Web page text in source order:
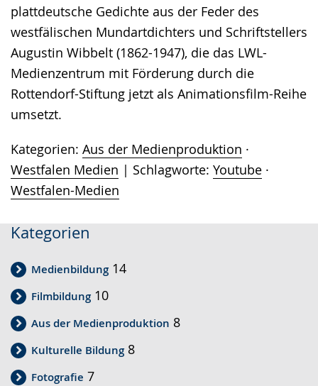
plattdeutsche Gedichte aus der Feder des
westfälischen Mundartdichters und Schriftstellers
Augustin Wibbelt (1862-1947), die das LWL-
Medienzentrum mit Förderung durch die
Rottendorf-Stiftung jetzt als Animationsfilm-Reihe
umsetzt.
Kategorien: Aus der Medienproduktion ·
Westfalen Medien
Schlagworte: Youtube ·
Westfalen-Medien
Kategorien
Medienbildung 14
Filmbildung 10
Aus der Medienproduktion 8
Kulturelle Bildung 8
Fotografie 7